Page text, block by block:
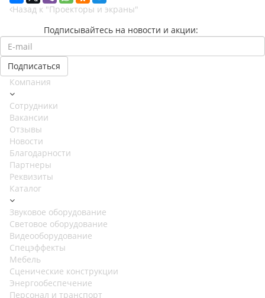
Назад к "Проекторы и экраны"
Подписывайтесь на новости и акции:
Компания
Сотрудники
Вакансии
Отзывы
Новости
Благодарности
Партнеры
Реквизиты
Каталог
Звуковое оборудование
Световое оборудование
Видеооборудование
Спецэффекты
Мебель
Сценические конструкции
Энергообеспечение
Персонал и транспорт